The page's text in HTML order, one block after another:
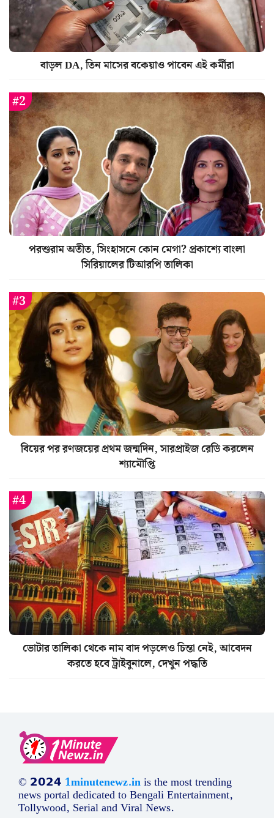
বাড়ল DA, তিন মাসের বকেয়াও পাবেন এই কর্মীরা
পরশুরাম অতীত, সিংহাসনে কোন মেগা? প্রকাশ্যে বাংলা
সিরিয়ালের টিআরপি তালিকা
বিয়ের পর রণজয়ের প্রথম জন্মদিন, সারপ্রাইজ রেডি করলেন
শ্যামৌপ্তি
ভোটার তালিকা থেকে নাম বাদ পড়লেও চিন্তা নেই, আবেদন
করতে হবে ট্রাইবুনালে, দেখুন পদ্ধতি
© 𝟮𝟬𝟮𝟰 1minutenewz.inis the most trending
news portal dedicated to Bengali Entertainment,
Tollywood, Serial and Viral News.